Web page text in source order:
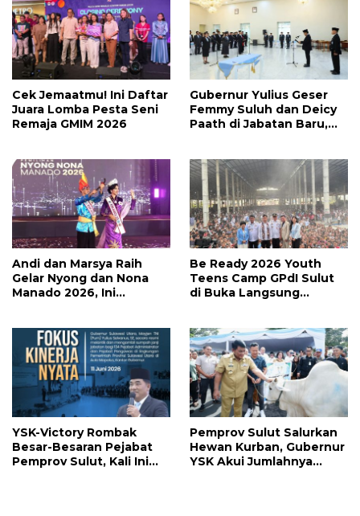
Cek Jemaatmu! Ini Daftar
Juara Lomba Pesta Seni
Remaja GMIM 2026
Gubernur Yulius Geser
Femmy Suluh dan Deicy
Paath di Jabatan Baru,
Andi dan Marsya Raih
Gelar Nyong dan Nona
Manado 2026, Ini
Be Ready 2026 Youth
Teens Camp GPdI Sulut
di Buka Langsung
Julia Tuwo Beri Apresiasi
Tinggi
YSK-Victory Rombak
Besar-Besaran Pejabat
Pemprov Sulut, Kali Ini
Pemprov Sulut Salurkan
Hewan Kurban, Gubernur
YSK Akui Jumlahnya